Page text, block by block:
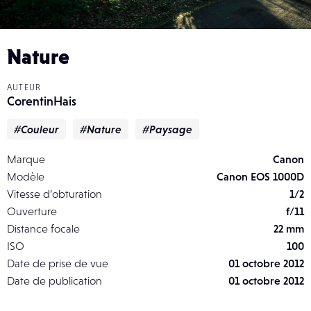
Nature
AUTEUR
CorentinHais
#Couleur #Nature #Paysage
Marque
Canon
Modèle
Canon EOS 1000D
Vitesse d’obturation
1/2
Ouverture
f/11
Distance focale
22 mm
ISO
100
Date de prise de vue
01 octobre 2012
Date de publication
01 octobre 2012